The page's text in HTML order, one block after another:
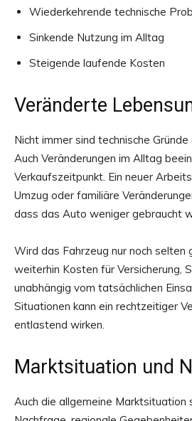
Wiederkehrende technische
Sinkende Nutzung im Alltag
Steigende laufende Kosten
Veränderte
Nicht immer sind technische
Auch Veränderungen im Alltag
Verkaufszeitpunkt. Ein neuer
Umzug oder familiäre
dass das Auto weniger gebraucht
Wird das Fahrzeug nur noch selten
weiterhin Kosten für Versicherung,
unabhängig vom tatsächlichen
Situationen kann ein rechtzeitiger
entlastend wirken.
Marktsituation und
Auch die allgemeine Marktsituation